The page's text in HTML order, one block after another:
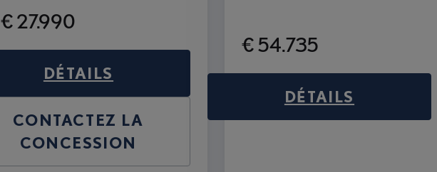
€ 27.990
DÉTAILS
CONTACTEZ LA
CONCESSION
€ 54.735
DÉTAILS